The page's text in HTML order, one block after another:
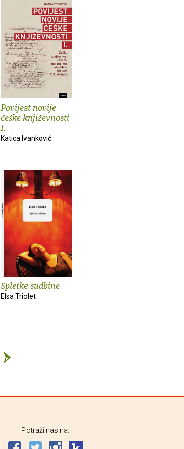
Povijest novije
češke književnosti
I.
Katica Ivanković
Spletke sudbine
Elsa Triolet
Potraži nas na: